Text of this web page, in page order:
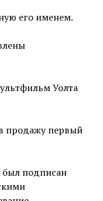
его именем.
Уолта
продажу первый
подписан